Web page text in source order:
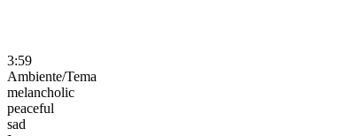
3:59
Ambiente/Tema
melancholic
peaceful
sad